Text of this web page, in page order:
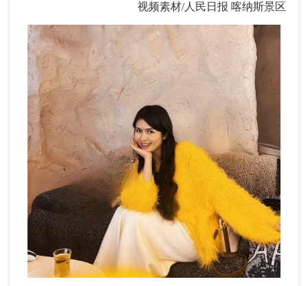
视频素材/人民日报 喀纳斯景区